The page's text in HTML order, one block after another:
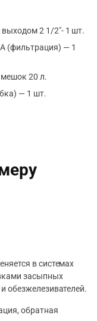
2 1/2″- 1 шт.
(фильтрация) — 1
20 л.
— 1 шт.
в системах
засыпных
обезжелезивателей.
обратная